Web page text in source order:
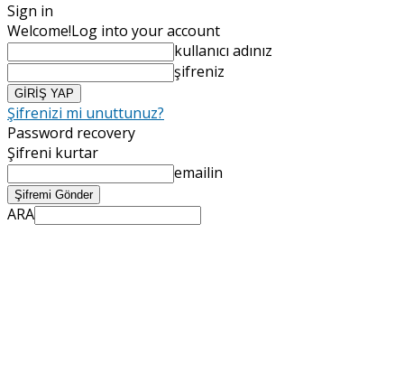
Sign in
Welcome!Log into your account
kullanıcı adınız
şifreniz
Şifrenizi mi unuttunuz?
Password recovery
Şifreni kurtar
emailin
ARA